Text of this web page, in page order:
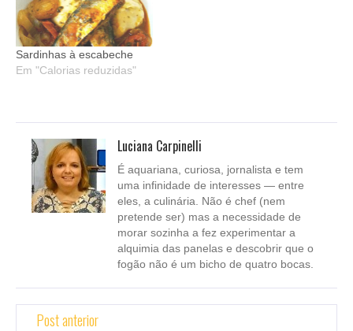
Sardinhas à escabeche
Em "Calorias reduzidas"
Luciana Carpinelli
É aquariana, curiosa, jornalista e tem
uma infinidade de interesses — entre
eles, a culinária. Não é chef (nem
pretende ser) mas a necessidade de
morar sozinha a fez experimentar a
alquimia das panelas e descobrir que o
fogão não é um bicho de quatro bocas.
Post anterior